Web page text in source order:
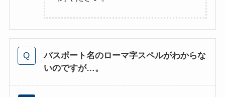
パスポート名のローマ字スペルがわからな
いのですが…。